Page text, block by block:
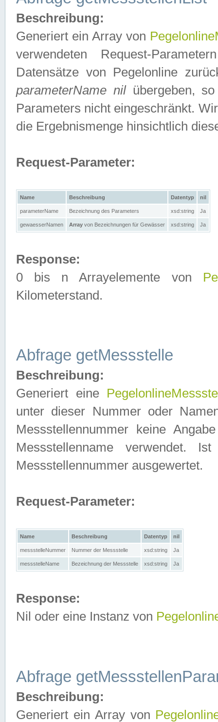
Beschreibung:
Generiert ein Array von
verwendeten Request-
Datensätze von Pegelonline
parameterName nilübergeben, so
Parameters nicht eingeschränkt.
die Ergebnismenge hinsichtlich
Request-Parameter:
Name Beschreibung Datentyp nil
parameterName Bezeichnung des Parameters xsd:string Ja
gewaesserNamen Array von Bezeichnungen für Gewässer xsd:string Ja
Response:
0 bis n Arrayelemente von
Kilometerstand.
Abfrage getMessstelle
Beschreibung:
Generiert eine
unter dieser Nummer oder
Messstellennummer keine
Messstellenname verwendet.
Messstellennummer ausgewertet.
Request-Parameter:
Name Beschreibung Datentyp nil
messstelleNummer Nummer der Messstelle xsd:string Ja
messstelleName Bezeichnung der Messstelle xsd:string Ja
Response:
Nil oder eine Instanz von
Abfrage
Beschreibung:
Generiert ein Array von